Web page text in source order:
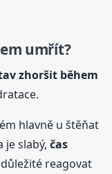
umřít?
zhoršit během
hlavně u štěňat
je slabý,čas
reagovat